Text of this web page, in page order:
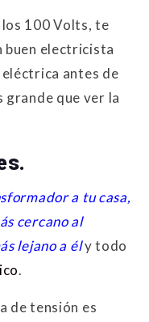
los 100 Volts, te
buen electricista
antes de
grande que ver la
.
a tu casa,
cercano al
lejano a ély todo
.
de tensión es